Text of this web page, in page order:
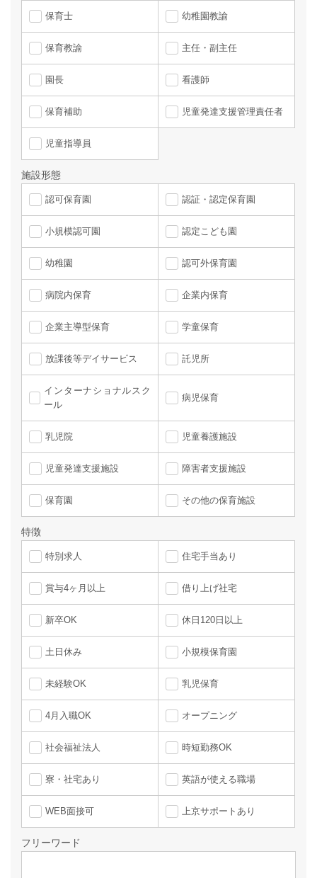
保育士 幼稚園教諭
保育教諭 主任・副主任
園長 看護師
保育補助 児童発達支援管理責任者
児童指導員
施設形態
認可保育園 認証・認定保育園
小規模認可園 認定こども園
幼稚園 認可外保育園
病院内保育 企業内保育
企業主導型保育 学童保育
放課後等デイサービス 託児所
インターナショナルスク
ール
病児保育
乳児院 児童養護施設
児童発達支援施設 障害者支援施設
保育園 その他の保育施設
特徴
特別求人 住宅手当あり
賞与4ヶ月以上 借り上げ社宅
新卒OK 休日120日以上
土日休み 小規模保育園
未経験OK 乳児保育
4月入職OK オープニング
社会福祉法人 時短勤務OK
寮・社宅あり 英語が使える職場
WEB面接可 上京サポートあり
フリーワード